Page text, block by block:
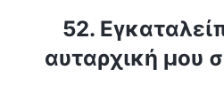
52.
αυταρχική μου